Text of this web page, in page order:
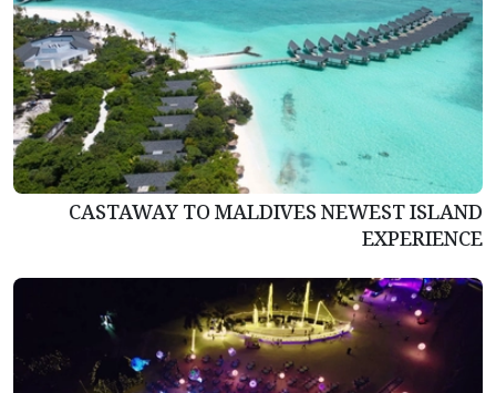
CASTAWAY TO MALDIVES NEWEST ISLAND
EXPERIENCE